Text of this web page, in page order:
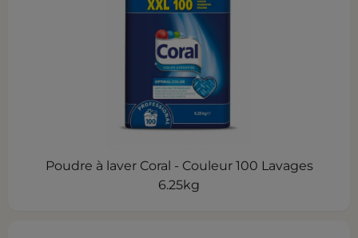
Poudre à laver Coral - Couleur 100 Lavages
6.25kg